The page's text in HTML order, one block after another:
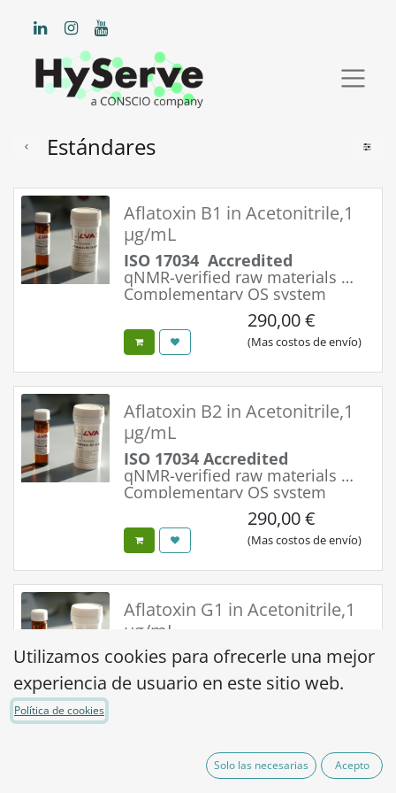
Estándares
Aflatoxin B1 in Acetonitrile,1
µg/mL
ISO 17034 Accredited
qNMR-verified raw materials
Complementary QS system
Simple & Safe Handling
Maximum Product Integrity
Optimized 2.5 ml fill volume
290,00€
(Mas costos de envío)
Aflatoxin B2 in Acetonitrile,1
µg/mL
ISO 17034 Accredited
qNMR-verified raw materials
Complementary QS system
Simple & Safe Handling
Maximum Product Integrity
Optimized 2.5 ml fill volume
290,00€
(Mas costos de envío)
Aflatoxin G1 in Acetonitrile,1
µg/mL
ISO 17034 Accredited
qNMR-verified raw materials
Complementary QS system
Utilizamos cookies para ofrecerle una mejor
experiencia de usuario en este sitio web.
Política de cookies
Solo las necesarias Acepto